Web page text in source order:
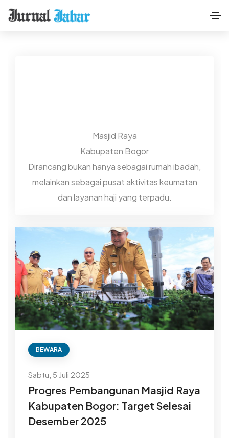
Masjid Raya
Kabupaten Bogor
Dirancang bukan hanya sebagai rumah ibadah,
melainkan sebagai pusat aktivitas keumatan
dan layanan haji yang terpadu.
BEWARA
Sabtu, 5 Juli 2025
Progres Pembangunan Masjid Raya
Kabupaten Bogor: Target Selesai
Desember 2025